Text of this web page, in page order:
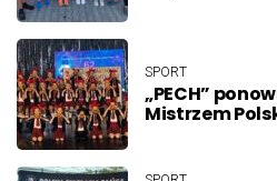
SPORT
„PECH”
Mistrzem